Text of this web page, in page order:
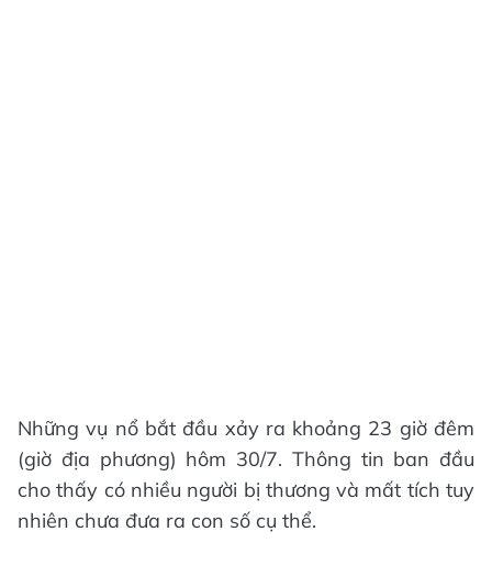
Những vụ nổ bắt đầu xảy ra khoảng 23 giờ đêm
(giờ địa phương) hôm 30/7. Thông tin ban đầu
cho thấy có nhiều người bị thương và mất tích tuy
nhiên chưa đưa ra con số cụ thể.